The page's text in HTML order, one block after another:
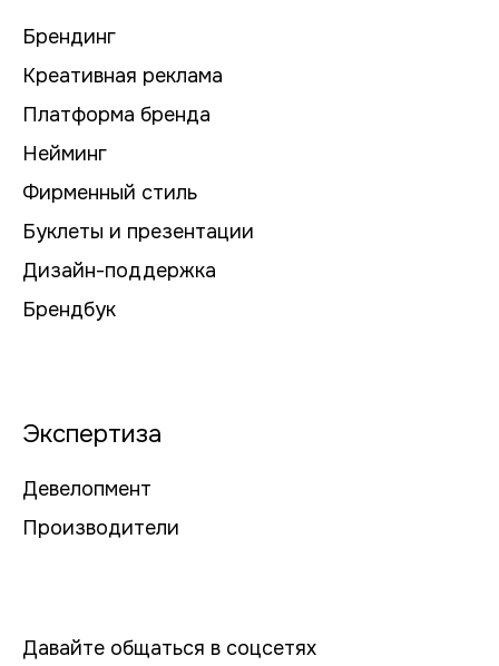
Брендинг
Креативная реклама
Платформа бренда
Нейминг
Фирменный стиль
Буклеты и презентации
Дизайн-поддержка
Брендбук
Экспертиза
Девелопмент
Производители
Давайте общаться в соцсетях